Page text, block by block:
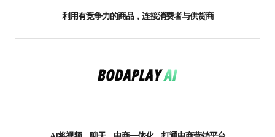
利用有竞争力的商品，连接消费者与供货商